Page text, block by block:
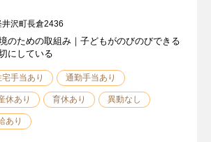
沢町長倉2436
のための取組み｜子どもがのびのびできる
にしている
宅手当あり 通勤手当あり
休あり 育休あり 異動なし
あり